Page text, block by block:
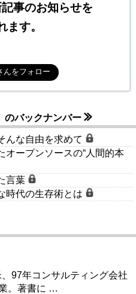
事のお知らせを
ます。
んをフォロー
のバックナンバー
んな自由を求めて
オープンソースの“人間的本
言葉
時代の生存術とは
97年コンサルティング会社
。著書に …